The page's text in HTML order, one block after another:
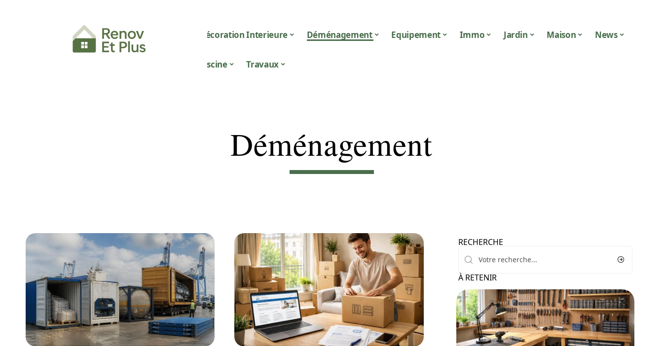
Décoration Interieure Déménagement Equipement Immo Jardin Maison News
Piscine Travaux
Déménagement
RECHERCHE
À RETENIR